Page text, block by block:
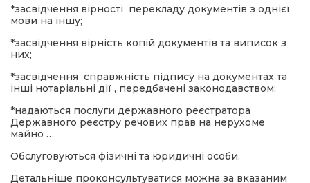
*засвідчення вірності перекладу документів з однієї
мови на іншу;
*засвідчення вірність копій документів та виписок з
них;
*засвідчення справжність підпису на документах та
інші нотаріальні дії , передбачені законодавством;
*надаються послуги державного реєстратора
Державного реєстру речових прав на нерухоме
майно …
Обслуговуються фізичні та юридичні особи.
Детальніше проконсультуватися можна за вказаним